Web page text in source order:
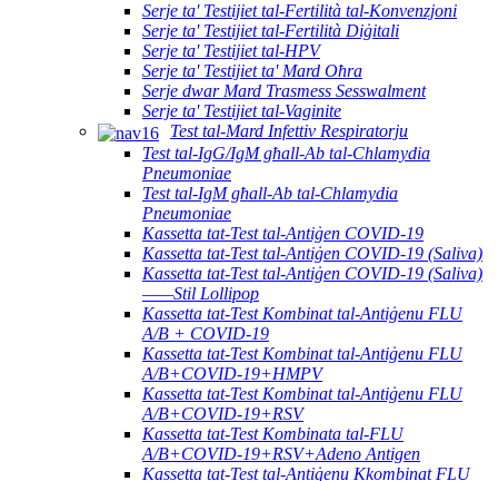
Serje ta' Testijiet tal-Fertilità tal-Konvenzjoni
Serje ta' Testijiet tal-Fertilità Diġitali
Serje ta' Testijiet tal-HPV
Serje ta' Testijiet ta' Mard Oħra
Serje dwar Mard Trasmess Sesswalment
Serje ta' Testijiet tal-Vaginite
Test tal-Mard Infettiv Respiratorju
Test tal-IgG/IgM għall-Ab tal-Chlamydia
Pneumoniae
Test tal-IgM għall-Ab tal-Chlamydia
Pneumoniae
Kassetta tat-Test tal-Antiġen COVID-19
Kassetta tat-Test tal-Antiġen COVID-19 (Saliva)
Kassetta tat-Test tal-Antiġen COVID-19 (Saliva)
——Stil Lollipop
Kassetta tat-Test Kombinat tal-Antiġenu FLU
A/B + COVID-19
Kassetta tat-Test Kombinat tal-Antiġenu FLU
A/B+COVID-19+HMPV
Kassetta tat-Test Kombinat tal-Antiġenu FLU
A/B+COVID-19+RSV
Kassetta tat-Test Kombinata tal-FLU
A/B+COVID-19+RSV+Adeno Antigen
Kassetta tat-Test tal-Antiġenu Kkombinat FLU